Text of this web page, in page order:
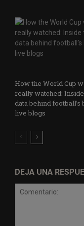
How the World Cup
really watched:
data behind football’s
live blogs
DEJA UNA